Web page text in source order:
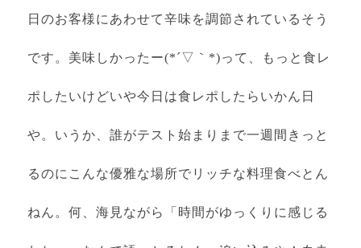
日のお客様にあわせて辛味を調節されているそう
です。美味しかったー(*´▽｀*)って、もっと食レ
ポしたいけどいや今日は食レポしたらいかん日
や。いうか、誰がテスト始まりまで一週間きっと
るのにこんな優雅な場所でリッチな料理食べとん
ねん。何、海見ながら「時間がゆっくりに感じる